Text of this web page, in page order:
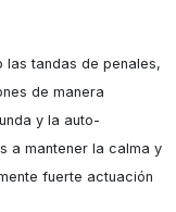
las tandas de penales,
de manera
y la auto-
a mantener la calma y
fuerte actuación